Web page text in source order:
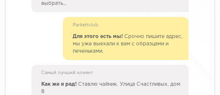
выбрать…
Parkettclub
Для этого есть мы! Срочно пишите адрес,
мы уже выехали к вам с образцами и
печеньками.
Самый лучший клиент
Как же я рад! Ставлю чайник. Улица Счастливых, дом
8